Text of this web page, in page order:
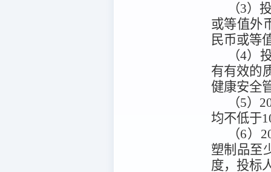
（3）
或等值外
民币或等
（4）
有有效的
健康安全
（5）
均不低于
（6）
塑制品至
度，投标